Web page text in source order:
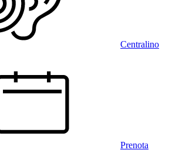
Centralino
Prenota